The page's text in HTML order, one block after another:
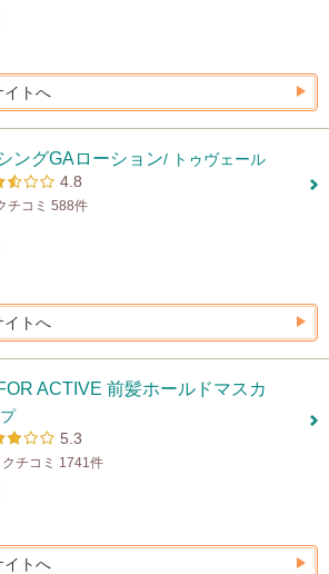
イトへ
ングGAローション/ トゥヴェール
4.8
チコミ 588件
イトへ
ACTIVE 前髪ホールドマスカ
5.3
クチコミ 1741件
イトへ